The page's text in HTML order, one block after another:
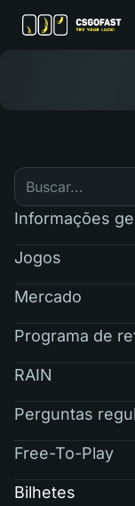
Informações
Jogos
Mercado
Programa de
RAIN
Perguntas
Free-To-Play
Bilhetes